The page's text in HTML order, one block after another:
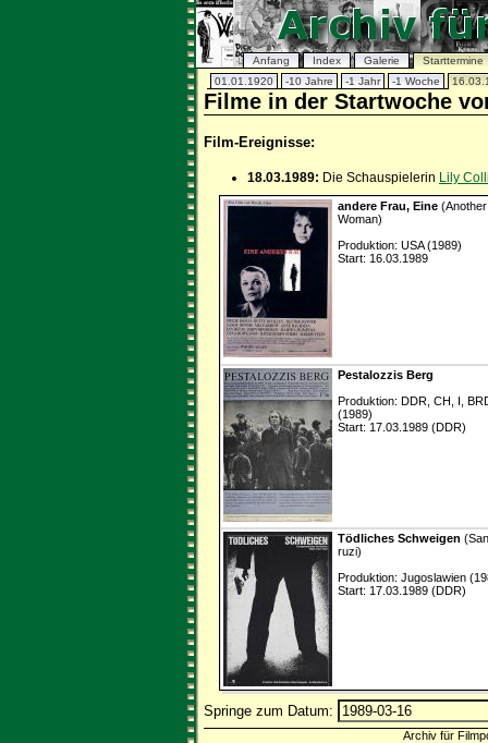
Anfang Index Galerie
Starttermine
01.01.1920
-10 Jahre -1 Jahr -1 Woche
Filme in der Startwoche
Film-Ereignisse:
18.03.1989: Die Schauspielerin Lily
andere Frau, Eine (Another
Woman)
Produktion: USA (1989)
Start: 16.03.1989
Pestalozzis Berg
Produktion: DDR, CH, I,
(1989)
Start: 17.03.1989 (DDR)
Tödliches Schweigen
ruzi)
Produktion: Jugoslawien
Start: 17.03.1989 (DDR)
Springe zum Datum:
Archiv für